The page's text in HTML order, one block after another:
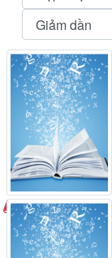
(1) (Lượt lưu